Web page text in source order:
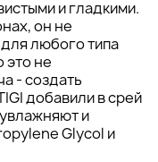
и гладкими.
он не
любого типа
это не
- создать
добавили в срей
и
Glycol и